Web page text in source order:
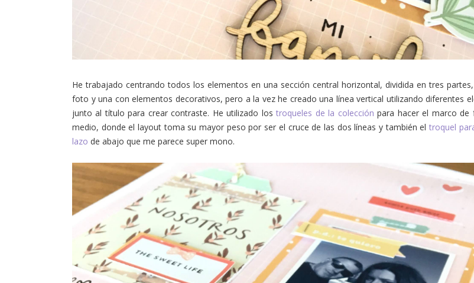
He trabajado centrando todos los elementos en una sección central horizontal, dividida en tres
foto y una con elementos decorativos, pero a la vez he creado una línea vertical utilizando diferentes
junto al título para crear contraste. He utilizado lostroqueles de la colección para hacer el marco de
medio, donde el layout toma su mayor peso por ser el cruce de las dos líneas y también el troquel
lazo de abajo que me parece super mono.